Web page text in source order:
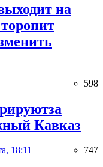
на
598
Кавказ
18:11 747